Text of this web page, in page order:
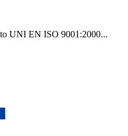
UNI EN ISO 9001:2000...